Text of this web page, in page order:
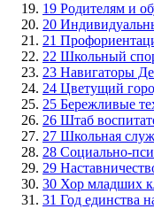
19 Родителям и
20
21
22 Школьный
23 Навигаторы
24 Цветущий
25 Бережливые
26 Штаб
27 Школьная
28 Социально-
29
30 Хор младших
31 Год единства